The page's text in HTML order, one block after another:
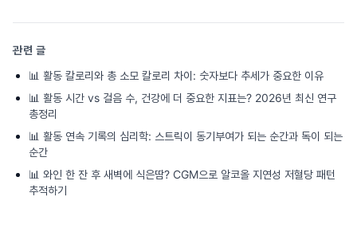
관련 글
📊 활동 칼로리와 총 소모 칼로리 차이: 숫자보다 추세가 중요한 이유
📊 활동 시간 vs 걸음 수, 건강에 더 중요한 지표는? 2026년 최신 연구
총정리
📊 활동 연속 기록의 심리학: 스트릭이 동기부여가 되는 순간과 독이 되는
순간
📊 와인 한 잔 후 새벽에 식은땀? CGM으로 알코올 지연성 저혈당 패턴
추적하기